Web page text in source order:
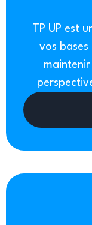
TP UP est
vos bases